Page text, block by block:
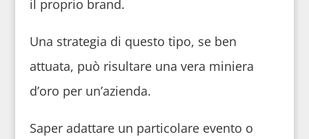
il proprio brand.
Una strategia di questo tipo, se ben
attuata, può risultare una vera miniera
d’oro per un’azienda.
Saper adattare un particolare evento o